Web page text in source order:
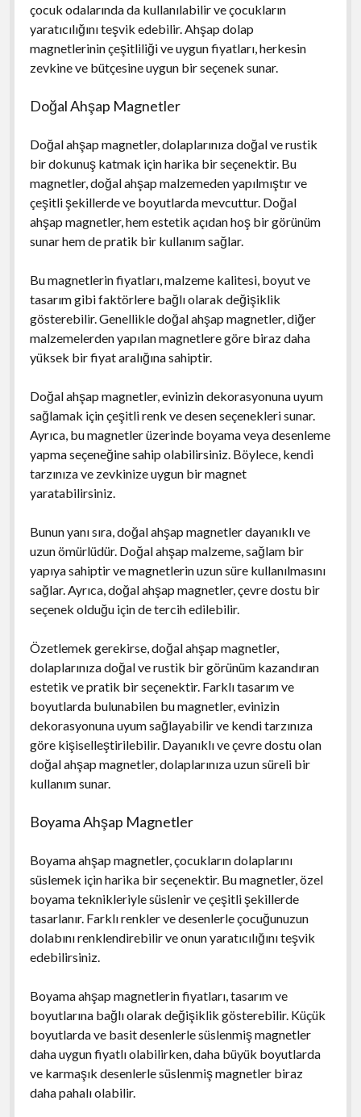
çocuk odalarında da kullanılabilir ve çocukların
yaratıcılığını teşvik edebilir. Ahşap dolap
magnetlerinin çeşitliliği ve uygun fiyatları, herkesin
zevkine ve bütçesine uygun bir seçenek sunar.
Doğal Ahşap Magnetler
Doğal ahşap magnetler, dolaplarınıza doğal ve rustik
bir dokunuş katmak için harika bir seçenektir. Bu
magnetler, doğal ahşap malzemeden yapılmıştır ve
çeşitli şekillerde ve boyutlarda mevcuttur. Doğal
ahşap magnetler, hem estetik açıdan hoş bir görünüm
sunar hem de pratik bir kullanım sağlar.
Bu magnetlerin fiyatları, malzeme kalitesi, boyut ve
tasarım gibi faktörlere bağlı olarak değişiklik
gösterebilir. Genellikle doğal ahşap magnetler, diğer
malzemelerden yapılan magnetlere göre biraz daha
yüksek bir fiyat aralığına sahiptir.
Doğal ahşap magnetler, evinizin dekorasyonuna uyum
sağlamak için çeşitli renk ve desen seçenekleri sunar.
Ayrıca, bu magnetler üzerinde boyama veya desenleme
yapma seçeneğine sahip olabilirsiniz. Böylece, kendi
tarzınıza ve zevkinize uygun bir magnet
yaratabilirsiniz.
Bunun yanı sıra, doğal ahşap magnetler dayanıklı ve
uzun ömürlüdür. Doğal ahşap malzeme, sağlam bir
yapıya sahiptir ve magnetlerin uzun süre kullanılmasını
sağlar. Ayrıca, doğal ahşap magnetler, çevre dostu bir
seçenek olduğu için de tercih edilebilir.
Özetlemek gerekirse, doğal ahşap magnetler,
dolaplarınıza doğal ve rustik bir görünüm kazandıran
estetik ve pratik bir seçenektir. Farklı tasarım ve
boyutlarda bulunabilen bu magnetler, evinizin
dekorasyonuna uyum sağlayabilir ve kendi tarzınıza
göre kişiselleştirilebilir. Dayanıklı ve çevre dostu olan
doğal ahşap magnetler, dolaplarınıza uzun süreli bir
kullanım sunar.
Boyama Ahşap Magnetler
Boyama ahşap magnetler, çocukların dolaplarını
süslemek için harika bir seçenektir. Bu magnetler, özel
boyama teknikleriyle süslenir ve çeşitli şekillerde
tasarlanır. Farklı renkler ve desenlerle çocuğunuzun
dolabını renklendirebilir ve onun yaratıcılığını teşvik
edebilirsiniz.
Boyama ahşap magnetlerin fiyatları, tasarım ve
boyutlarına bağlı olarak değişiklik gösterebilir. Küçük
boyutlarda ve basit desenlerle süslenmiş magnetler
daha uygun fiyatlı olabilirken, daha büyük boyutlarda
ve karmaşık desenlerle süslenmiş magnetler biraz
daha pahalı olabilir.